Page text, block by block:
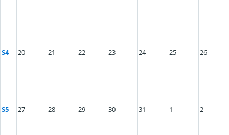
S4 20 21 22 23 24 25 26
S5 27 28 29 30 31 1 2